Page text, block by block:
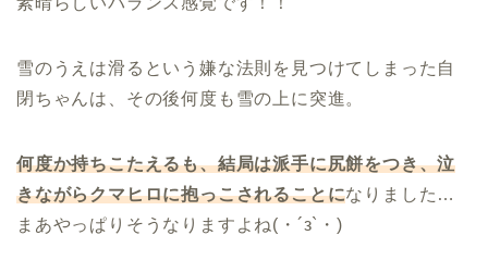
雪のうえは滑るという嫌な法則を見つけてしまった自
閉ちゃんは、その後何度も雪の上に突進。
何度か持ちこたえるも、結局は派手に尻餅をつき、泣
きながらクマヒロに抱っこされることになりました…
まあやっぱりそうなりますよね(・´з`・)